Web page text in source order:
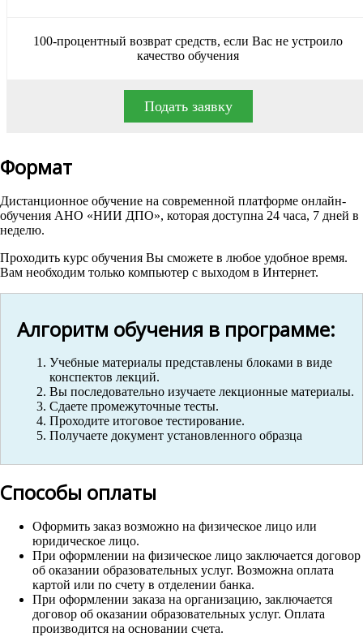
100-процентный возврат средств, если Вас не устроило
качество обучения
Подать заявку
Формат
Дистанционное обучение на современной платформе онлайн-
обучения АНО «НИИ ДПО», которая доступна 24 часа, 7 дней в
неделю.
Проходить курс обучения Вы сможете в любое удобное время.
Вам необходим только компьютер с выходом в Интернет.
Алгоритм обучения в программе:
Учебные материалы представлены блоками в виде
конспектов лекций.
Вы последовательно изучаете лекционные материалы.
Сдаете промежуточные тесты.
Проходите итоговое тестирование.
Получаете документ установленного образца
Способы оплаты
Оформить заказ возможно на физическое лицо или
юридическое лицо.
При оформлении на физическое лицо заключается договор
об оказании образовательных услуг. Возможна оплата
картой или по счету в отделении банка.
При оформлении заказа на организацию, заключается
договор об оказании образовательных услуг. Оплата
производится на основании счета.